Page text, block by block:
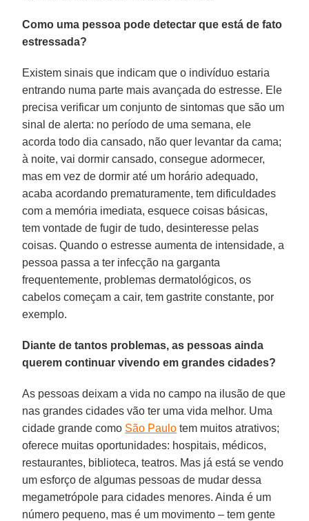
Como uma pessoa pode detectar que está de fato
estressada?
Existem sinais que indicam que o indivíduo estaria
entrando numa parte mais avançada do estresse. Ele
precisa verificar um conjunto de sintomas que são um
sinal de alerta: no período de uma semana, ele
acorda todo dia cansado, não quer levantar da cama;
à noite, vai dormir cansado, consegue adormecer,
mas em vez de dormir até um horário adequado,
acaba acordando prematuramente, tem dificuldades
com a memória imediata, esquece coisas básicas,
tem vontade de fugir de tudo, desinteresse pelas
coisas. Quando o estresse aumenta de intensidade, a
pessoa passa a ter infecção na garganta
frequentemente, problemas dermatológicos, os
cabelos começam a cair, tem gastrite constante, por
exemplo.
Diante de tantos problemas, as pessoas ainda
querem continuar vivendo em grandes cidades?
As pessoas deixam a vida no campo na ilusão de que
nas grandes cidades vão ter uma vida melhor. Uma
cidade grande como São Paulo tem muitos atrativos;
oferece muitas oportunidades: hospitais, médicos,
restaurantes, biblioteca, teatros. Mas já está se vendo
um esforço de algumas pessoas de mudar dessa
megametrópole para cidades menores. Ainda é um
número pequeno, mas é um movimento – tem gente